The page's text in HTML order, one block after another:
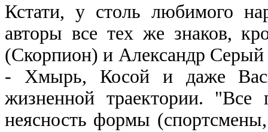
Кстати, у столь любимого
авторы все тех же знаков,
(Скорпион) и Александр
- Хмырь, Косой и даже
жизненной траектории.
неясность формы